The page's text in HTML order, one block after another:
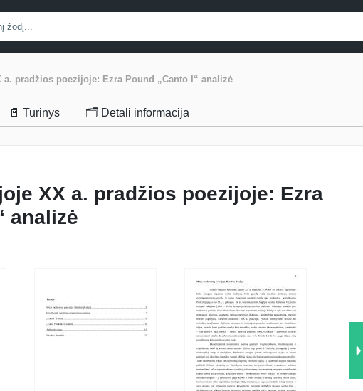
a. pradžios poezijoje: Ezra Pound „Canto I“ analizė
📄 Turinys 🗂️ Detali informacija
XX a. pradžios poezijoje: Ezra
analizė